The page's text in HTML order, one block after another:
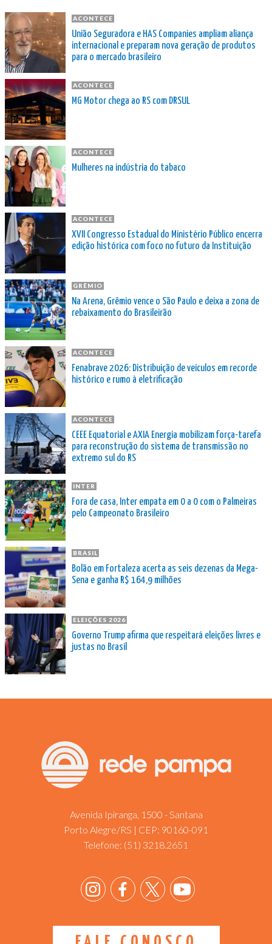
ACONTECE
União Seguradora e HAS Companies ampliam aliança
internacional e preparam nova geração de produtos
para o mercado brasileiro
ACONTECE
MG Motor chega ao RS com DRSUL
ACONTECE
Mulheres na indústria do tabaco
ACONTECE
XVII Congresso Estadual do Ministério Público encerra
edição histórica com foco no futuro da Instituição
GRÊMIO
Na Arena, Grêmio vence o São Paulo e deixa a zona de
rebaixamento do Brasileirão
ACONTECE
Fenabrave 2026: Distribuição de veículos em recorde
histórico e rumo à eletrificação
ACONTECE
CEEE Equatorial e AXIA Energia mobilizam força-tarefa
para reconstrução do sistema de transmissão no
extremo sul do RS
INTER
Fora de casa, Inter empata em 0 a 0 com o Palmeiras
pelo Campeonato Brasileiro
BRASIL
Bolão em Fortaleza acerta as seis dezenas da Mega-
Sena e ganha R$ 164,9 milhões
ELEIÇÕES 2026
Governo Trump afirma que respeitará eleições livres e
justas no Brasil
Avenida Ipiranga, 1500 - Santana
Porto Alegre/RS | CEP: 90160-091
Telefone: (51) 3218.2651